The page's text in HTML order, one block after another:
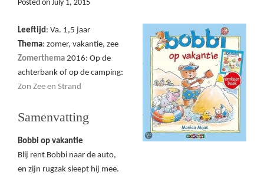
Posted on July 1, 2015
Leeftijd: Va. 1,5 jaar
Thema: zomer, vakantie, zee
Zomerthema 2016: Op de
achterbank of op de camping:
Zon Zee en Strand
Samenvatting
Bobbi op vakantie
Blij rent Bobbi naar de auto,
en zijn rugzak sleept hij mee.